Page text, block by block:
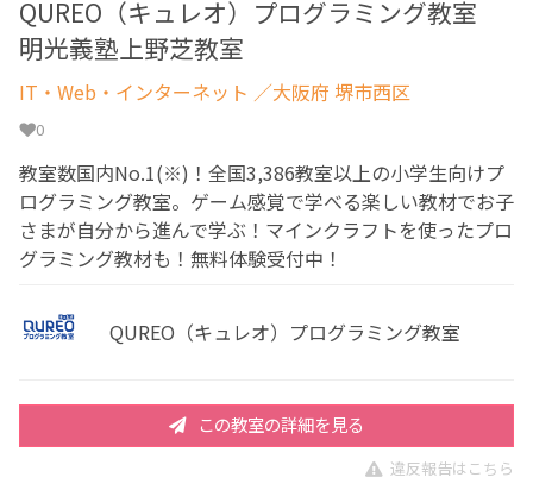
QUREO（キュレオ）プログラミング教室
明光義塾上野芝教室
IT・Web・インターネット ／大阪府 堺市西区
0
教室数国内No.1(※)！全国3,386教室以上の小学生向けプ
ログラミング教室。ゲーム感覚で学べる楽しい教材でお子
さまが自分から進んで学ぶ！マインクラフトを使ったプロ
グラミング教材も！無料体験受付中！
QUREO（キュレオ）プログラミング教室
この教室の詳細を見る
違反報告はこちら